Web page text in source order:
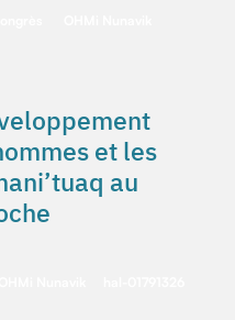
et les
au